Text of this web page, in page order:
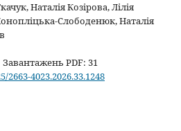
Наталія Козірова, Лілія
Слободенюк, Наталія
Завантажень PDF: 31
4023.2026.33.1248